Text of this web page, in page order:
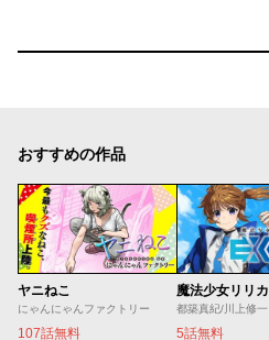
おすすめの作品
ヤニねこ
にゃんにゃんファクトリー
107話無料
都築真紀/川上修一
5話無料